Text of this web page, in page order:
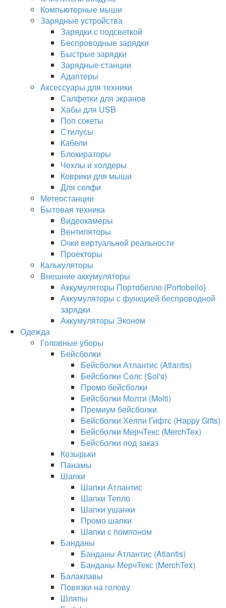
Компьютерные мыши
Зарядные устройства
Зарядки с подсветкой
Беспроводные зарядки
Быстрые зарядки
Зарядные станции
Адаптеры
Аксессуары для техники
Салфетки для экранов
Хабы для USB
Поп сокеты
Стилусы
Кабели
Блокираторы
Чехлы и холдеры
Коврики для мыши
Для селфи
Метеостанции
Бытовая техника
Видеокамеры
Вентиляторы
Очки виртуальной реальности
Проекторы
Калькуляторы
Внешние аккумуляторы
Аккумуляторы Портобелло (Portobello)
Аккумуляторы с функцией беспроводной
зарядки
Аккумуляторы Эконом
Одежда
Головные уборы
Бейсболки
Бейсболки Атлантис (Atlantis)
Бейсболки Солс (Sol's)
Промо бейсболки
Бейсболки Молти (Molti)
Премиум бейсболки
Бейсболки Хеппи Гифтс (Happy Gifts)
Бейсболки МерчТекс (MerchTex)
Бейсболки под заказ
Козырьки
Панамы
Шапки
Шапки Атлантис
Шапки Тепло
Шапки ушанки
Промо шапки
Шапки с помпоном
Банданы
Банданы Атлантис (Atlantis)
Банданы МерчТекс (MerchTex)
Балаклавы
Повязки на голову
Шляпы